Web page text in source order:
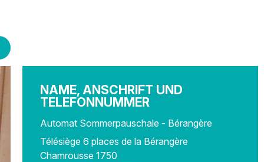
NAME, ANSCHRIFT UND
TELEFONNUMMER
Automat Sommerpauschale - Bérangère
Télésiège 6 places de la Bérangère
Chamrousse 1750